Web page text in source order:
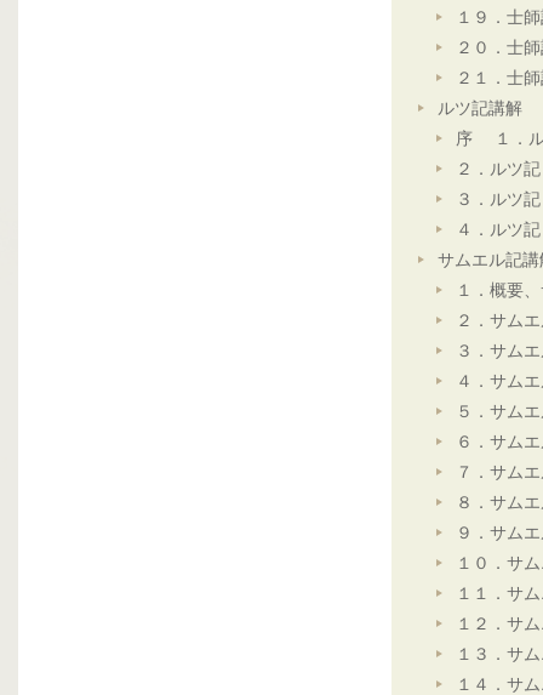
１９．士
２０．士
２１．士
ルツ記講解
序 １．ル
２．ルツ
３．ルツ
４．ルツ
サムエル記講
１．概要
２．サム
３．サム
４．サム
５．サム
６．サム
７．サム
８．サム
９．サム
１０．サ
１１．サ
１２．サ
１３．サ
１４．サ